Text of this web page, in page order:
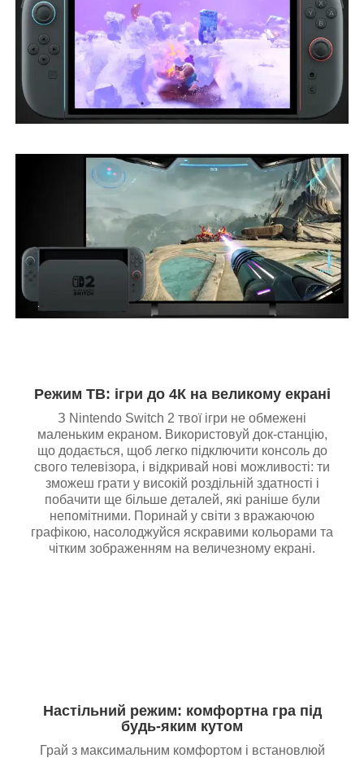
Режим ТВ: ігри до 4К на великому екрані
З Nintendo Switch 2 твої ігри не обмежені
маленьким екраном. Використовуй док-станцію,
що додається, щоб легко підключити консоль до
свого телевізора, і відкривай нові можливості: ти
зможеш грати у високій роздільній здатності і
побачити ще більше деталей, які раніше були
непомітними. Поринай у світи з вражаючою
графікою, насолоджуйся яскравими кольорами та
чітким зображенням на величезному екрані.
Настільний режим: комфортна гра під
будь-яким кутом
Грай з максимальним комфортом і встановлюй